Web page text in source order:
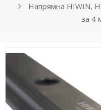
Напрямна HIWIN,
за 4